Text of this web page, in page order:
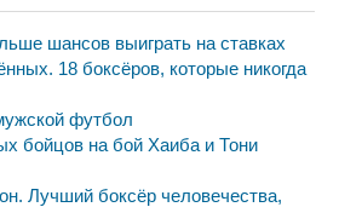
шансов выиграть на ставках
18 боксёров, которые никогда
футбол
бойцов на бой Хаиба и Тони
Лучший боксёр человечества,